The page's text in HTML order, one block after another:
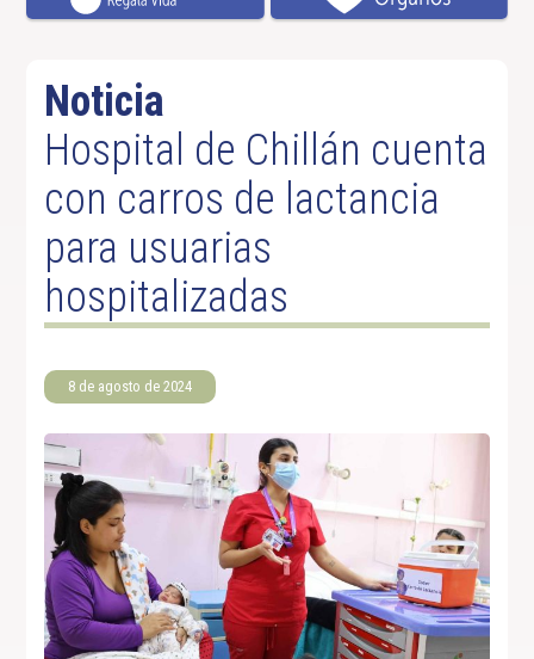
Noticia
Hospital de Chillán cuenta
con carros de lactancia
para usuarias
hospitalizadas
8 de agosto de 2024